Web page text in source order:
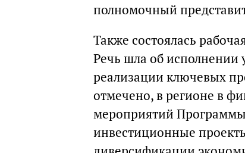
полномочный
Также состоялась
Речь шла об исполнении
реализации ключевых
отмечено, в регионе в
мероприятий Программы
инвестиционные